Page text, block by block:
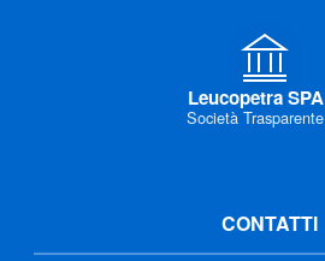
Leucopetra SPA
Società Trasparente
CONTATTI